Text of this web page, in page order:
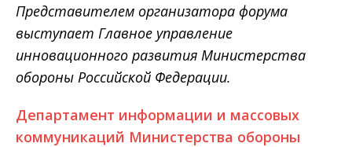
Представителем организатора форума
выступает Главное управление
инновационного развития Министерства
обороны Российской Федерации.
Департамент информации и массовых
коммуникаций Министерства обороны